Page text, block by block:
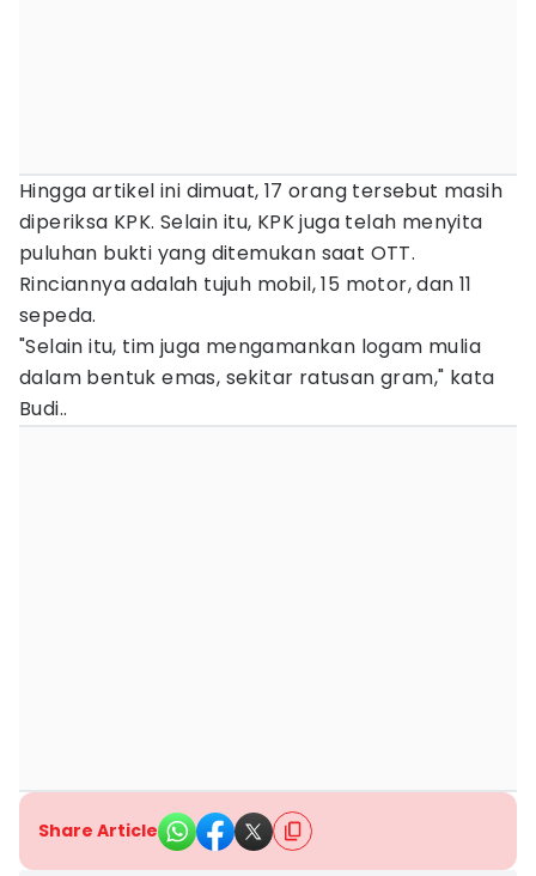
Hingga artikel ini dimuat, 17 orang tersebut masih
diperiksa KPK. Selain itu, KPK juga telah menyita
puluhan bukti yang ditemukan saat OTT.
Rinciannya adalah tujuh mobil, 15 motor, dan 11
sepeda.
"Selain itu, tim juga mengamankan logam mulia
dalam bentuk emas, sekitar ratusan gram," kata
Budi..
Share Article